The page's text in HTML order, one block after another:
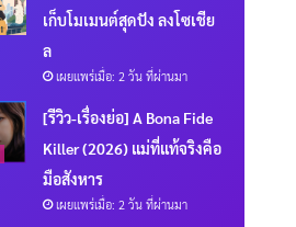
เก็บโมเมนต์สุดปัง ลงโซเชีย
ล
เผยแพร่เมื่อ: 2 วัน ที่ผ่านมา
[รีวิว-เรื่องย่อ] A Bona Fide
Killer (2026) แม่ที่แท้จริงคือ
มือสังหาร
เผยแพร่เมื่อ: 2 วัน ที่ผ่านมา